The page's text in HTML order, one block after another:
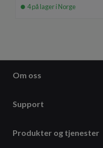
4 på lager i Norge
Om oss
Support
Produkter og tjenester